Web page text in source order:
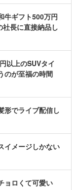
牛ギフト500万円
長に直接納品し
以上のSUVタイ
のが至福の時間
形でライブ配信し
イメージしかない
ョロくて可愛い